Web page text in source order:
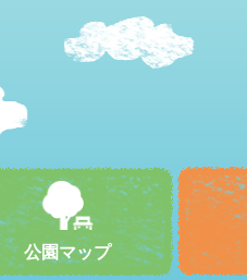
公園マップ